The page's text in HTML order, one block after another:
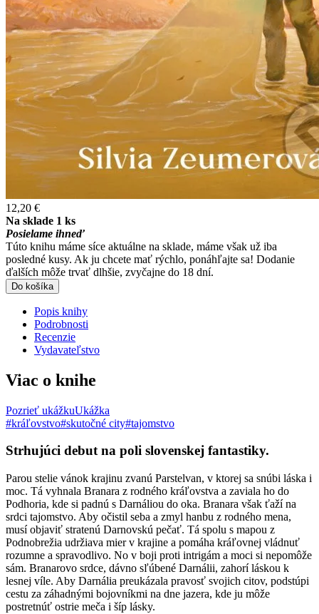
12,20 €
Na sklade 1 ks
Posielame ihneď
Túto knihu máme síce aktuálne na sklade, máme však už iba
posledné kusy. Ak ju chcete mať rýchlo, ponáhľajte sa! Dodanie
ďalších môže trvať dlhšie, zvyčajne do 18 dní.
Do košíka
Popis knihy
Podrobnosti
Recenzie
Vydavateľstvo
Viac o knihe
Pozrieť ukážkuUkážka
#kráľovstvo#skutočné city#tajomstvo
Strhujúci debut na poli slovenskej fantastiky.
Parou stelie vánok krajinu zvanú Parstelvan, v ktorej sa snúbi láska i
moc. Tá vyhnala Branara z rodného kráľovstva a zaviala ho do
Podhoria, kde si padnú s Darnáliou do oka. Branara však ťaží na
srdci tajomstvo. Aby očistil seba a zmyl hanbu z rodného mena,
musí objaviť stratenú Darnovskú pečať. Tá spolu s mapou z
Podnobrežia udržiava mier v krajine a pomáha kráľovnej vládnuť
rozumne a spravodlivo. No v boji proti intrigám a moci si nepomôže
sám. Branarovo srdce, dávno sľúbené Darnálii, zahorí láskou k
lesnej víle. Aby Darnália preukázala pravosť svojich citov, podstúpi
cestu za záhadnými bojovníkmi na dne jazera, kde ju môže
postretnúť ostrie meča i šíp lásky.